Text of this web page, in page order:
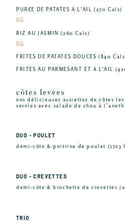
PURÉE DE PATATES À L'AIL (270 Cals)
SG
RIZ AU JASMIN (260 Cals)
SG
FRITES DE PATATES DOUCES (840
FRITES AU PARMESANT ET À L'AIL
côtes levées
nos délicieuses assiettes de côtes
servies avec salade de chou à
DUO - POULET
demi-côte & poitrine de poulet (1723
DUO - CREVETTES
demi-côte & brochette de crevettes
TRIO